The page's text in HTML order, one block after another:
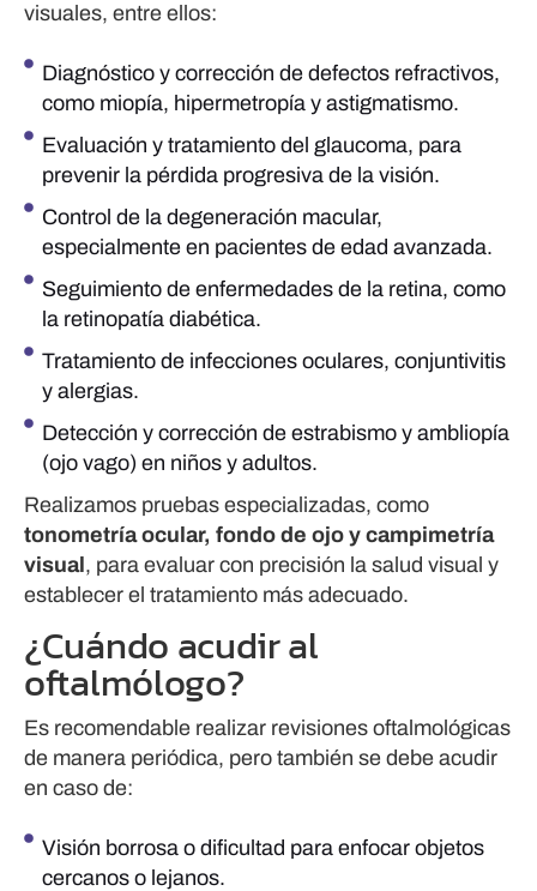
visuales, entre ellos:
Diagnóstico y corrección de defectos refractivos,
como miopía, hipermetropía y astigmatismo.
Evaluación y tratamiento del glaucoma, para
prevenir la pérdida progresiva de la visión.
Control de la degeneración macular,
especialmente en pacientes de edad avanzada.
Seguimiento de enfermedades de la retina, como
la retinopatía diabética.
Tratamiento de infecciones oculares, conjuntivitis
y alergias.
Detección y corrección de estrabismo y ambliopía
(ojo vago) en niños y adultos.
Realizamos pruebas especializadas, como
tonometría ocular, fondo de ojo y campimetría
visual, para evaluar con precisión la salud visual y
establecer el tratamiento más adecuado.
¿Cuándo acudir al
oftalmólogo?
Es recomendable realizar revisiones oftalmológicas
de manera periódica, pero también se debe acudir
en caso de:
Visión borrosa o dificultad para enfocar objetos
cercanos o lejanos.